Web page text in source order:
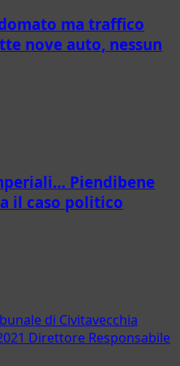
ma traffico
nove auto, nessun
Piendibene
il caso politico
di Civitavecchia
Direttore Responsabile